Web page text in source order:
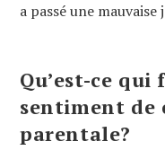
a passé une
Qu’est-ce
sentiment de
parentale?